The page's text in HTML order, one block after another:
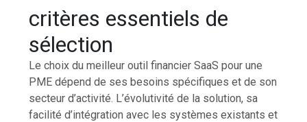
critères essentiels de
sélection
Le choix du meilleur outil financier SaaS pour une
PME dépend de ses besoins spécifiques et de son
secteur d’activité. L’évolutivité de la solution, sa
facilité d’intégration avec les systèmes existants et